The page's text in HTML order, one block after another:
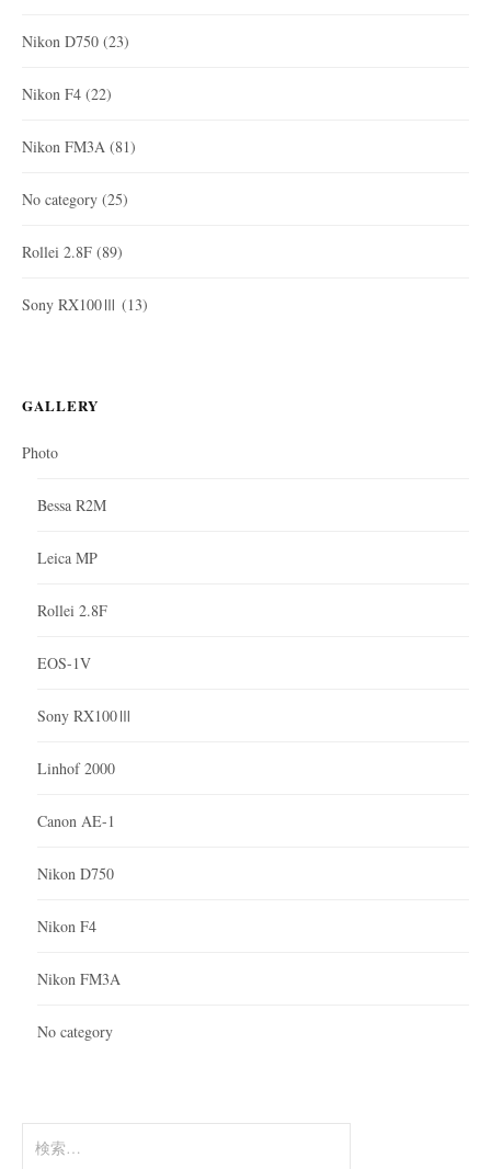
Nikon D750 (23)
Nikon F4 (22)
Nikon FM3A (81)
No category (25)
Rollei 2.8F (89)
Sony RX100Ⅲ (13)
GALLERY
Photo
Bessa R2M
Leica MP
Rollei 2.8F
EOS-1V
Sony RX100Ⅲ
Linhof 2000
Canon AE-1
Nikon D750
Nikon F4
Nikon FM3A
No category
索: